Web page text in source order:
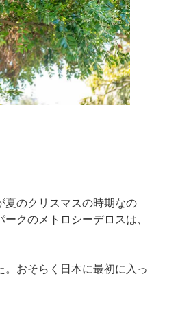
のクリスマスの時期なの
クのメトロシーデロスは、
おそらく日本に最初に入っ